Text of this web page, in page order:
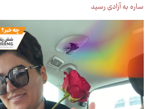
ساره به آزادی رسید